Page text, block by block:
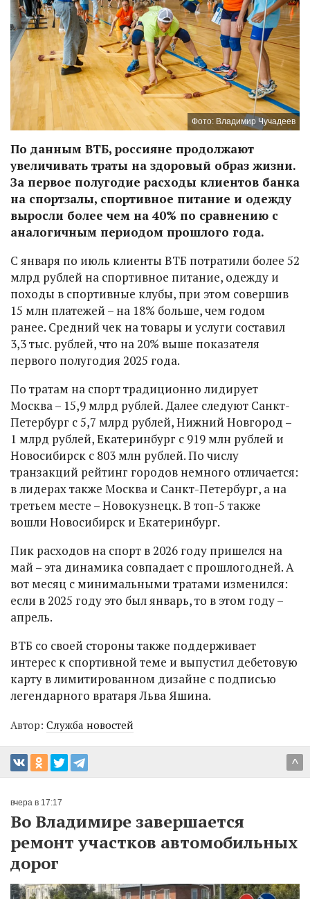
Фото: Владимир Чучадеев
По данным ВТБ, россияне продолжают
увеличивать траты на здоровый образ жизни.
За первое полугодие расходы клиентов банка
на спортзалы, спортивное питание и одежду
выросли более чем на 40% по сравнению с
аналогичным периодом прошлого года.
С января по июль клиенты ВТБ потратили более 52
млрд рублей на спортивное питание, одежду и
походы в спортивные клубы, при этом совершив
15 млн платежей – на 18% больше, чем годом
ранее. Средний чек на товары и услуги составил
3,3 тыс. рублей, что на 20% выше показателя
первого полугодия 2025 года.
По тратам на спорт традиционно лидирует
Москва – 15,9 млрд рублей. Далее следуют Санкт-
Петербург с 5,7 млрд рублей, Нижний Новгород –
1 млрд рублей, Екатеринбург с 919 млн рублей и
Новосибирск с 803 млн рублей. По числу
транзакций рейтинг городов немного отличается:
в лидерах также Москва и Санкт-Петербург, а на
третьем месте – Новокузнецк. В топ-5 также
вошли Новосибирск и Екатеринбург.
Пик расходов на спорт в 2026 году пришелся на
май – эта динамика совпадает с прошлогодней. А
вот месяц с минимальными тратами изменился:
если в 2025 году это был январь, то в этом году –
апрель.
ВТБ со своей стороны также поддерживает
интерес к спортивной теме и выпустил дебетовую
карту в лимитированном дизайне с подписью
легендарного вратаря Льва Яшина.
Автор: Служба новостей
^
вчера в 17:17
Во Владимире завершается
ремонт участков автомобильных
дорог